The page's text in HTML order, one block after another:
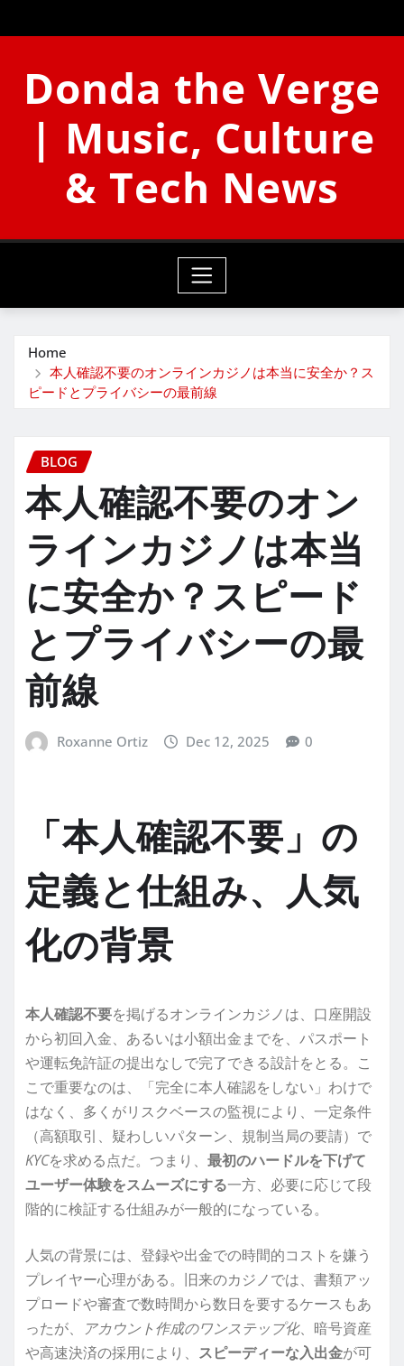
to
Donda the Verge
| Music, Culture
& Tech News
Home
本人確認不要のオンラインカジノは本当に安全か？ス
ピードとプライバシーの最前線
BLOG
本人確認不要のオン
ラインカジノは本当
に安全か？スピード
とプライバシーの最
前線
Roxanne Ortiz Dec 12, 2025 0
「本人確認不要」の
定義と仕組み、人気
化の背景
本人確認不要を掲げるオンラインカジノは、口座開設
から初回入金、あるいは小額出金までを、パスポート
や運転免許証の提出なしで完了できる設計をとる。こ
こで重要なのは、「完全に本人確認をしない」わけで
はなく、多くがリスクベースの監視により、一定条件
（高額取引、疑わしいパターン、規制当局の要請）で
KYCを求める点だ。つまり、 最初のハードルを下げて
ユーザー体験をスムーズにする一方、必要に応じて段
階的に検証する仕組みが一般的になっている。
人気の背景には、登録や出金での時間的コストを嫌う
プレイヤー心理がある。旧来のカジノでは、書類アッ
プロードや審査で数時間から数日を要するケースもあ
ったが、
アカウント作成のワンステップ化、暗号資産
や高速決済の採用により、 スピーディーな入出金が可